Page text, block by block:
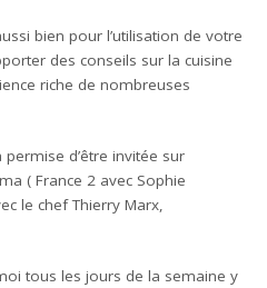
bien pour l’utilisation de votre
des conseils sur la cuisine
riche de nombreuses
d’être invitée sur
( France 2 avec Sophie
le chef Thierry Marx,
tous les jours de la semaine y